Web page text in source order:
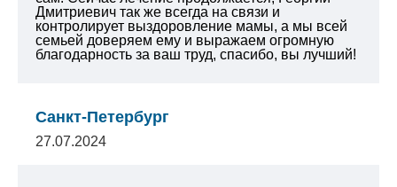
Дмитриевич так же всегда на связи и
контролирует выздоровление мамы, а мы всей
семьей доверяем ему и выражаем огромную
благодарность за ваш труд, спасибо, вы лучший!
Санкт-Петербург
27.07.2024